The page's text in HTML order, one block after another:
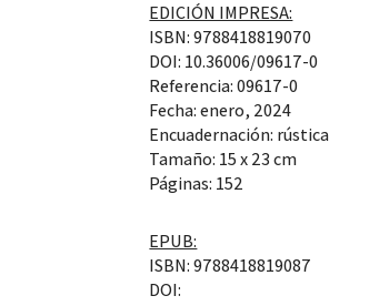
EDICIÓN IMPRESA:
ISBN: 9788418819070
DOI: 10.36006/09617-0
Referencia: 09617-0
Fecha: enero, 2024
Encuadernación: rústica
Tamaño: 15 x 23 cm
Páginas: 152
EPUB:
ISBN: 9788418819087
DOI: